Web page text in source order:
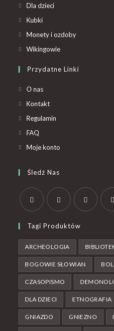
Dla dzieci
Kubki
Monety i ozdoby
Wikingowie
Przydatne Linki
O nas
Kontakt
Regulamin
FAQ
Moje konto
Śledź Nas
Tagi Produktów
ARCHEOLOGIA
BOGOWIE SŁOWIAN
CZASOPISMO
DLA DZIECI ETNOGRAFIA
GNIAZDO GNIEZNO